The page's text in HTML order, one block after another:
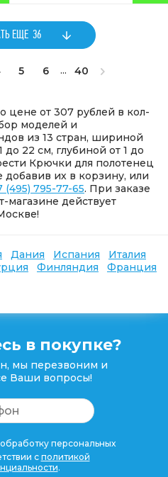
ЕЩЕ 36
5 6 ... 40
цене от 307 рублей в кол-
моделей и
из 13 стран, шириной
до 22 см, глубиной от 1 до
Крючки для полотенец
добавив их в корзину, или
(495) 795-77-65. При заказе
магазине действует
Дания Испания
Италия
Финляндия
Франция
в покупке?
мы перезвоним и
Ваши вопросы!
персональных
сполитикой
.